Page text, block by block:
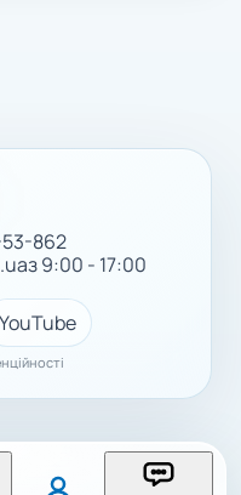
862
з 9:00 - 17:00
YouTube